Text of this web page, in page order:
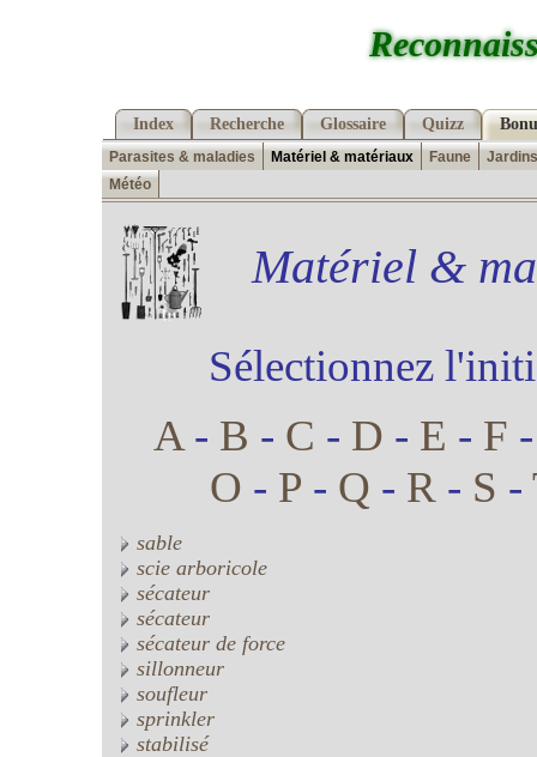
Index Recherche Glossaire Quizz
Parasites & maladies Matériel & matériaux Faune
Jardins
Météo
Matériel &
Sélectionnez
A- B - C - D - E - F
O - P - Q - R - S -
sable
scie arboricole
sécateur
sécateur
sécateur de force
sillonneur
soufleur
sprinkler
stabilisé